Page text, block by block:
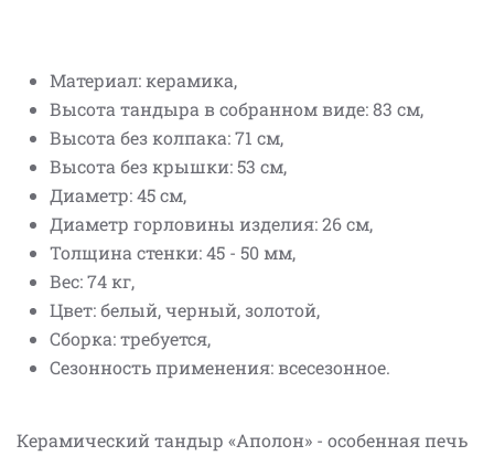
Материал: керамика,
Высота тандыра в собранном виде: 83 см,
Высота без колпака: 71 см,
Высота без крышки: 53 см,
Диаметр: 45 см,
Диаметр горловины изделия: 26 см,
Толщина стенки: 45 - 50 мм,
Вес: 74 кг,
Цвет: белый, черный, золотой,
Сборка: требуется,
Сезонность применения: всесезонное.
Керамический тандыр «Аполон» - особенная печь